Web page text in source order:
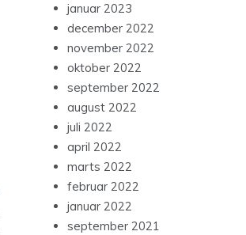
januar 2023
december 2022
november 2022
oktober 2022
september 2022
august 2022
juli 2022
april 2022
marts 2022
februar 2022
januar 2022
september 2021